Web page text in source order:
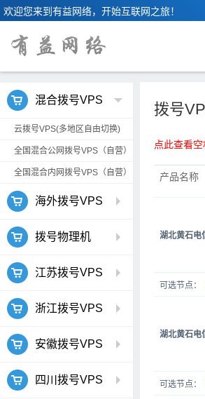
欢迎您来到有益网络，开始互联网之旅！
混合拨号VPS
云拨号VPS(多地区自由切换)
全国混合公网拨号VPS（自营）
全国混合内网拨号VPS（自营）
海外拨号VPS
拨号物理机
江苏拨号VPS
浙江拨号VPS
安徽拨号VPS
四川拨号VPS
拨号
点此查看
产品名称
湖北黄石电
可选节点：
湖北黄石电
可选节点：